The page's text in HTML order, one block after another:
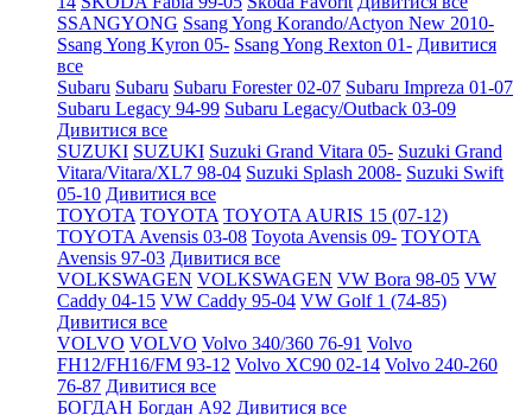
SSANGYONG Ssang Yong Korando/Actyon New 2010-
Ssang Yong Kyron 05- Ssang Yong Rexton 01- Дивитися
все
Subaru Subaru Subaru Forester 02-07 Subaru Impreza 01-07
Subaru Legacy 94-99 Subaru Legacy/Outback 03-09
Дивитися все
SUZUKI SUZUKI Suzuki Grand Vitara 05- Suzuki Grand
Vitara/Vitara/XL7 98-04 Suzuki Splash 2008- Suzuki Swift
05-10 Дивитися все
TOYOTA TOYOTA TOYOTA AURIS 15 (07-12)
TOYOTA Avensis 03-08 Toyota Avensis 09- TOYOTA
Avensis 97-03 Дивитися все
VOLKSWAGEN VOLKSWAGEN VW Bora 98-05 VW
Caddy 04-15 VW Caddy 95-04 VW Golf 1 (74-85)
Дивитися все
VOLVO VOLVO Volvo 340/360 76-91 Volvo
FH12/FH16/FM 93-12 Volvo XC90 02-14 Volvo 240-260
76-87 Дивитися все
БОГДАН Богдан А92 Дивитися все